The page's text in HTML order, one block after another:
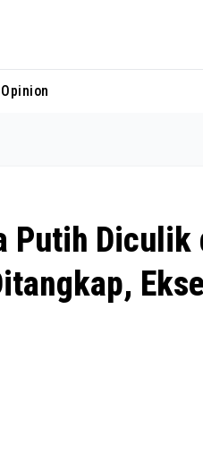
Opinion
Putih Diculik